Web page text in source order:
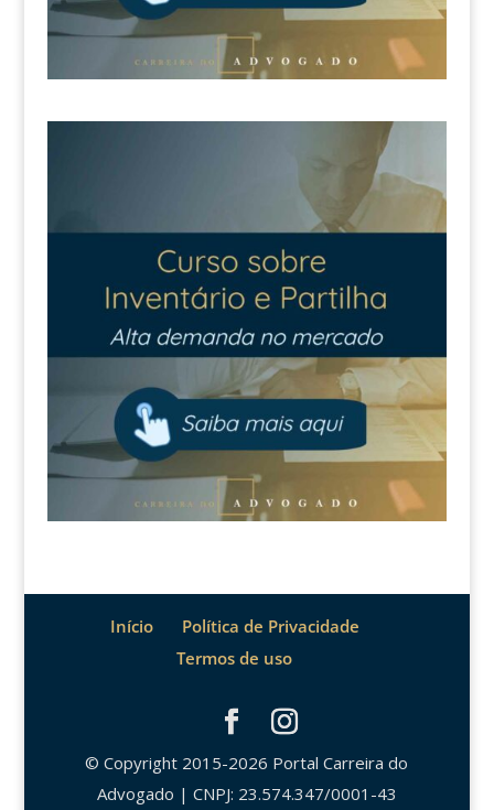
Início
Política de Privacidade
Termos de uso
© Copyright 2015-2026 Portal Carreira do
Advogado | CNPJ: 23.574.347/0001-43